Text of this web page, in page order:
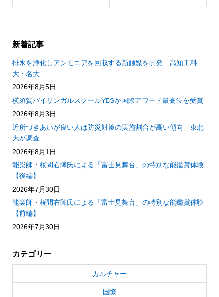
新着記事
排水を浄化しアンモニアを回収する新触媒を開発 高知工科
大・名大
2026年8月5日
横須賀バイリンガルスクールYBSが国際アワード最高位を受賞
2026年8月3日
近所づきあいが良い人は防災対策の実施割合が高い傾向 東北
大が調査
2026年8月1日
能楽師・桜間右陣氏による「富士見舞台」の特別な能鑑賞体験
【後編】
2026年7月30日
能楽師・桜間右陣氏による「富士見舞台」の特別な能鑑賞体験
【前編】
2026年7月30日
カテゴリー
カルチャー
国際